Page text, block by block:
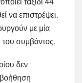
ταξίδι 44
να επιστρέψει.
με μία
του συμβάντος.
δεν